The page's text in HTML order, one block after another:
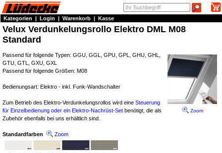
Kategorien | Login | Warenkorb | Kasse
Velux Verdunkelungsrollo Elektro DML M08
Standard
Zoom
Passend für folgende Typen: GGU, GGL, GPU, GPL, GHU, GHL,
GTU, GTL, GXU, GXL
Passend für folgende Größen: M08
Bedienungsart: Elektro - inkl. Funk-Wandschalter
Zum Betrieb des Elektro-Verdunkelungsrollos wird eine Steuerung
für Einzelbedienung oder ein Elektro-Nachrüst-Set benötigt, die als
Zubehör ebenfalls bei uns erhältlich sind.
Standardfarben Zoom